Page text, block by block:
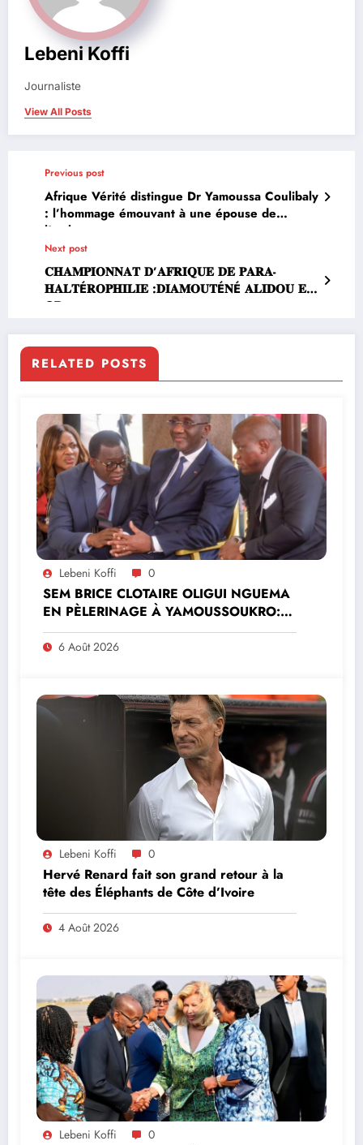
Lebeni Koffi
Journaliste
View All Posts
Previous post
Afrique Vérité distingue Dr Yamoussa Coulibaly
: l’hommage émouvant à une épouse de
l’ombre
Next post
𝐂𝐇𝐀𝐌𝐏𝐈𝐎𝐍𝐍𝐀𝐓 𝐃’𝐀𝐅𝐑𝐈𝐐𝐔𝐄 𝐃𝐄 𝐏𝐀𝐑𝐀-
𝐇𝐀𝐋𝐓É𝐑𝐎𝐏𝐇𝐈𝐋𝐈𝐄 :𝐃𝐈𝐀𝐌𝐎𝐔𝐓É𝐍É 𝐀𝐋𝐈𝐃𝐎𝐔 𝐄𝐍
𝐎𝐑
RELATED POSTS
Lebeni Koffi 0
SEM BRICE CLOTAIRE OLIGUI NGUEMA
EN PÈLERINAGE À YAMOUSSOUKRO:LE
MINISTRE PAULIN CLAUDE DANHO
PREND PART À LA CÉRÉMONIE
6 Août 2026
Lebeni Koffi 0
Hervé Renard fait son grand retour à la
tête des Éléphants de Côte d’Ivoire
4 Août 2026
Lebeni Koffi 0